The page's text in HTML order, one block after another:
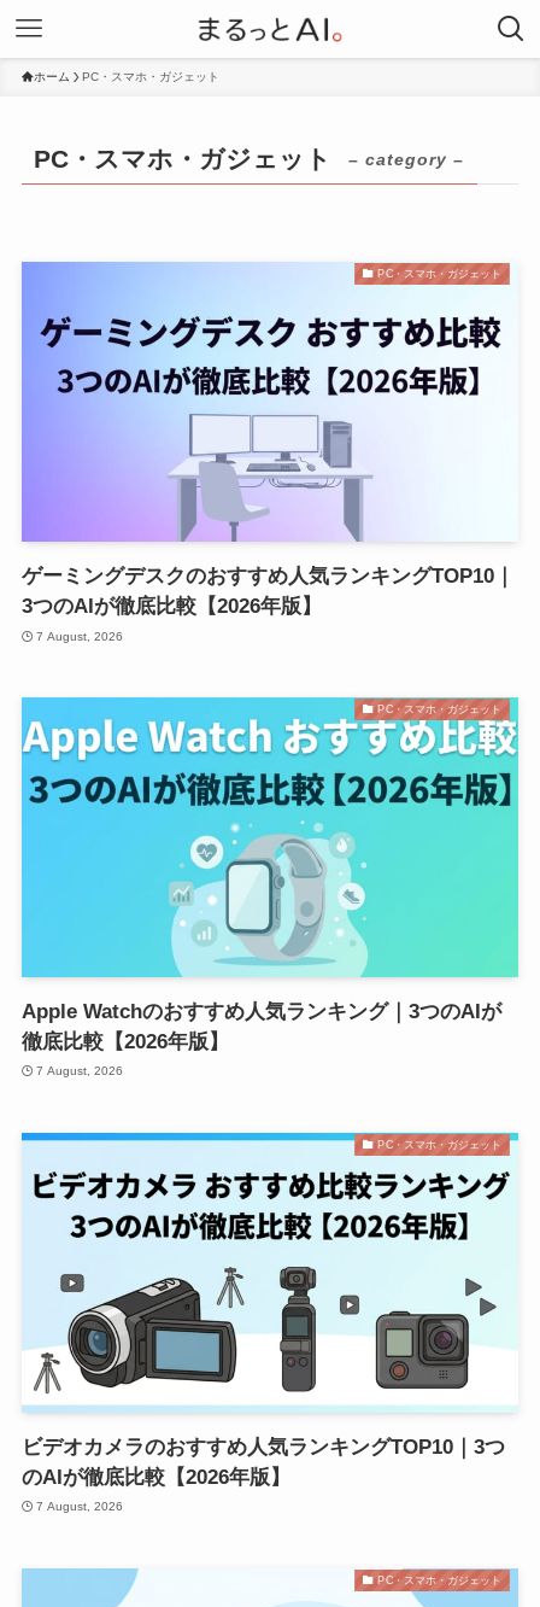
ホーム PC・スマホ・ガジェット
PC・スマホ・ガジェット – category –
PC・スマホ・ガジェット
ゲーミングデスクのおすすめ人気ランキングTOP10｜
3つのAIが徹底比較【2026年版】
7 August, 2026
PC・スマホ・ガジェット
Apple Watchのおすすめ人気ランキング｜3つのAIが
徹底比較【2026年版】
7 August, 2026
PC・スマホ・ガジェット
ビデオカメラのおすすめ人気ランキングTOP10｜3つ
のAIが徹底比較【2026年版】
7 August, 2026
PC・スマホ・ガジェット